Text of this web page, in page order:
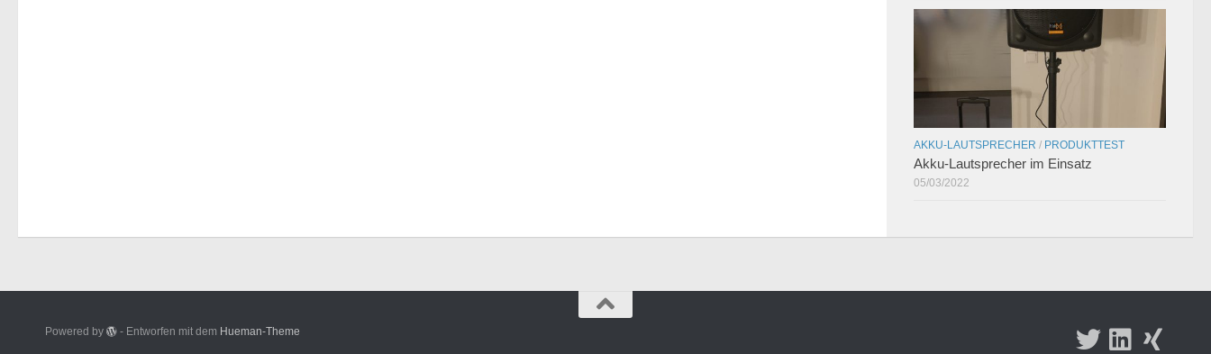
AKKU-LAUTSPRECHER / PRODUKTTEST
Akku-Lautsprecher im Einsatz
05/03/2022
Powered by - Entworfen mit dem Hueman-Theme